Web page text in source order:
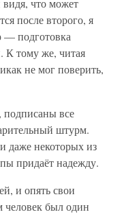
что может
после второго, я
— подготовка
К тому же, читая
не мог поверить,
подписаны все
штурм.
даже некоторых из
придаёт надежду.
и опять свои
был один